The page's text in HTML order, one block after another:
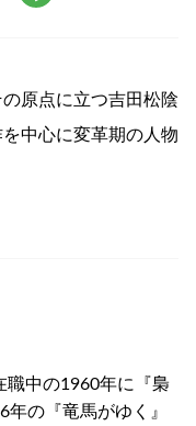
原点に立つ吉田松陰
中心に変革期の人物
職中の1960年に『梟
の『竜馬がゆく』